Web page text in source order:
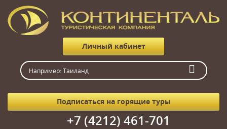
Личный кабинет
Подписаться на горящие туры
+7 (4212) 461-701